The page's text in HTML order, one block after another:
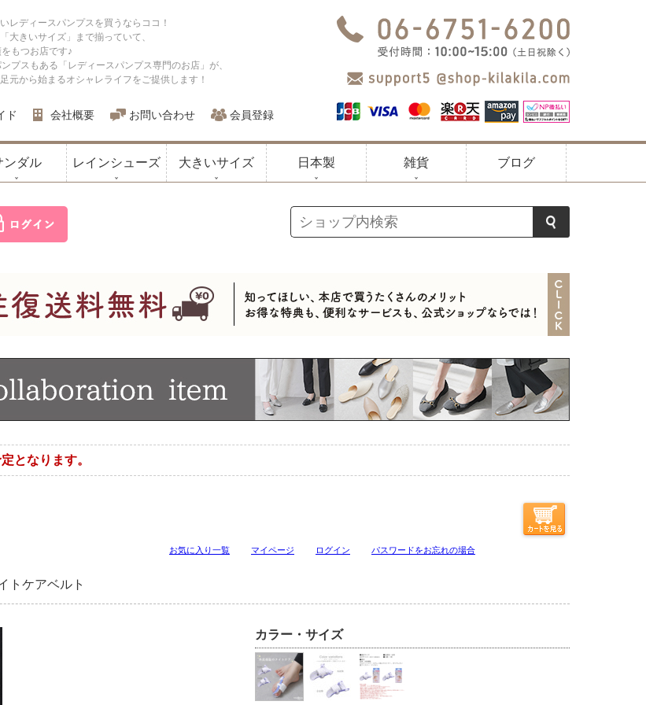
レディースパンプスを買うならココ！
大きいサイズ」まで揃っていて、
もつお店です♪
プスもある「レディースパンプス専門のお店」が、
元から始まるオシャレライフをご提供します！
ド 会社概要 お問い合わせ 会員登録
ンダル レインシューズ 大きいサイズ 日本製 雑貨 ブログ
となります。
お気に入り一覧
マイページ ログイン パスワードをお忘れの場合
トケアベルト
カラー・サイズ